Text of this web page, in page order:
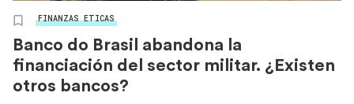
FINANZAS ETICAS
Banco do Brasil abandona la
financiación del sector militar. ¿Existen
otros bancos?